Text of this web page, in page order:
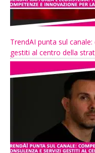
TrendAI punta sul
gestiti al centro della